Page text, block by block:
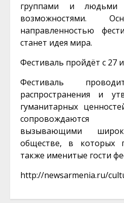
группами и людьми
возможностями.
направленностью
станет идея мира.
Фестиваль пройдёт с 27
Фестиваль
распространения и
гуманитарных
сопровождаются
вызывающими
обществе, в которых
также именитые гости
http://newsarmenia.ru/